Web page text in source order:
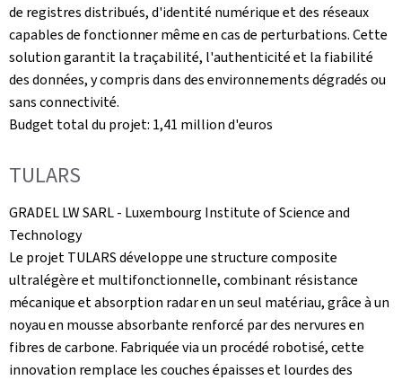
de registres distribués, d'identité numérique et des réseaux
capables de fonctionner même en cas de perturbations. Cette
solution garantit la traçabilité, l'authenticité et la fiabilité
des données, y compris dans des environnements dégradés ou
sans connectivité.
Budget total du projet: 1,41 million d'euros
TULARS
GRADEL LW SARL - Luxembourg Institute of Science and
Technology
Le projet TULARS développe une structure composite
ultralégère et multifonctionnelle, combinant résistance
mécanique et absorption radar en un seul matériau, grâce à un
noyau en mousse absorbante renforcé par des nervures en
fibres de carbone. Fabriquée via un procédé robotisé, cette
innovation remplace les couches épaisses et lourdes des